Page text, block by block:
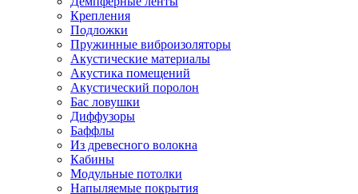
Крепления
Подложки
Пружинные виброизоляторы
Акустические материалы
Акустика помещений
Акустический поролон
Бас ловушки
Диффузоры
Баффлы
Из древесного волокна
Кабины
Модульные потолки
Напыляемые покрытия